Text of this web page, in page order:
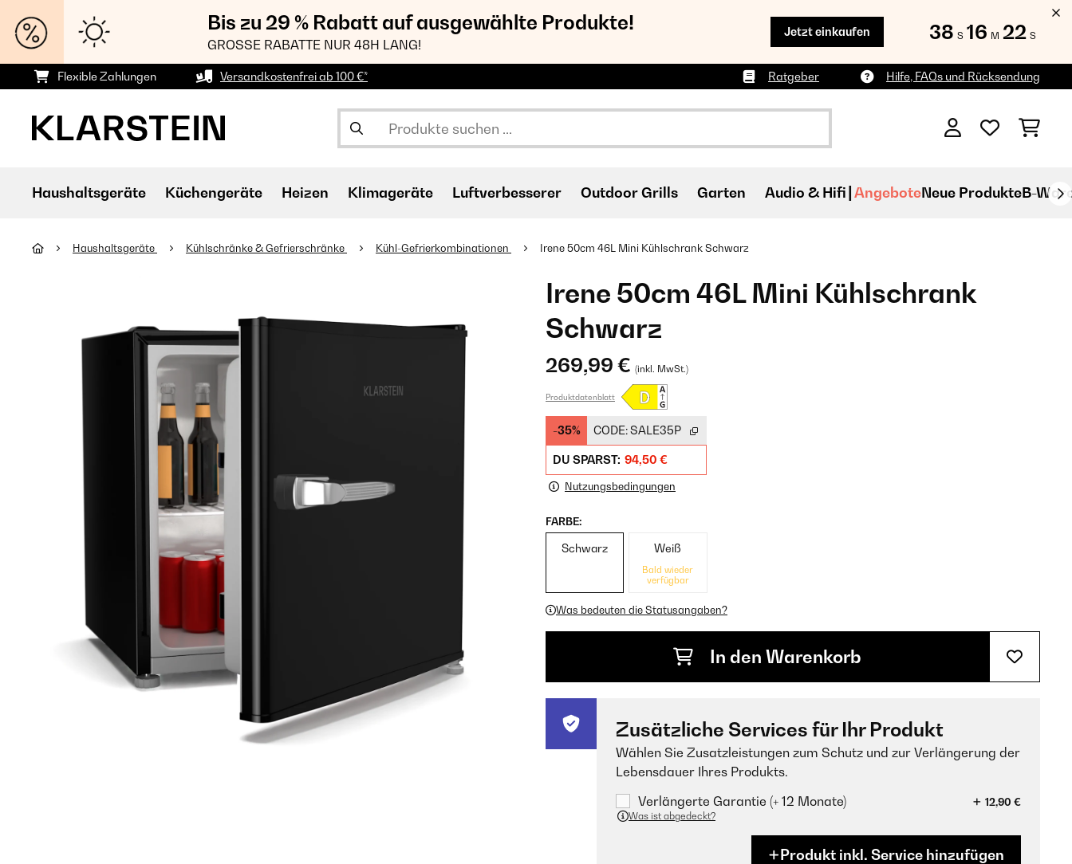
Bis zu 29 % Rabatt auf ausgewählte Produkte!
GROSSE RABATTE NUR 48H LANG!
Jetzt einkaufen 38 S 16 M 19 S
Flexible Zahlungen Versandkostenfrei ab 100 €* Ratgeber Hilfe, FAQs und Rücksendung
Haushaltsgeräte Küchengeräte Heizen Klimageräte Luftverbesserer Outdoor Grills Garten Audio & Hifi AngeboteNeue ProdukteB-
Haushaltsgeräte Kühlschränke & Gefrierschränke Kühl-Gefrierkombinationen Irene 50cm 46L Mini Kühlschrank​ Schwarz
Irene 50cm 46L Mini Kühlschrank​
Schwarz
269,99 € (inkl. MwSt.)
Produktdatenblatt
-35% CODE:SALE35P
DU SPARST: 94,50 €
Nutzungsbedingungen
FARBE:
Schwarz Weiß
Bald wieder
verfügbar
Was bedeuten die Statusangaben?
In den Warenkorb
Zusätzliche Services für Ihr Produkt
Wählen Sie Zusatzleistungen zum Schutz und zur Verlängerung der
Lebensdauer Ihres Produkts.
Verlängerte Garantie (+ 12 Monate)
12,90 €
Was ist abgedeckt?
Produkt inkl. Service hinzufügen